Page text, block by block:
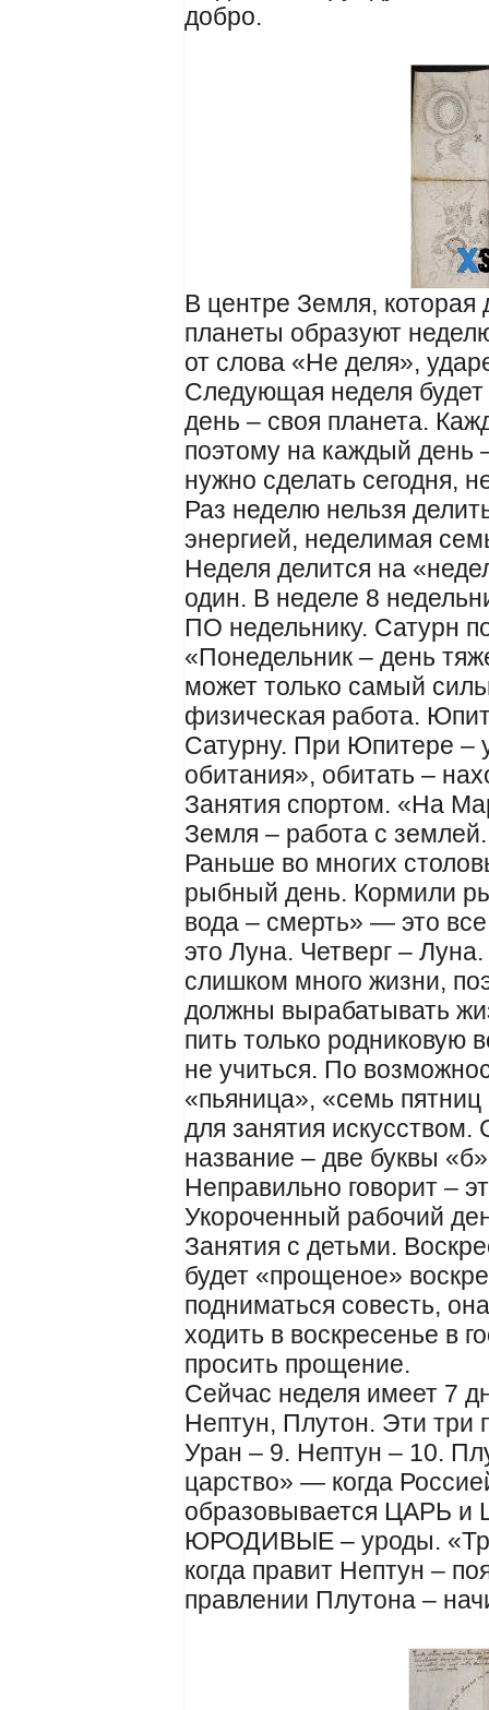
добро.
В центре Земля, которая
планеты образуют
от слова «Не деля»,
Следующая неделя
день – своя планета.
поэтому на каждый день
нужно сделать сегодня,
Раз неделю нельзя
энергией, неделимая
Неделя делится на
один. В неделе 8
ПО недельнику. Сатурн
«Понедельник – день
может только самый
физическая работа.
Сатурну. При Юпитере
обитания», обитать –
Занятия спортом. «На
Земля – работа с
Раньше во многих
рыбный день. Кормили
вода – смерть» — это
это Луна. Четверг –
слишком много жизни,
должны вырабатывать
пить только родниковую
не учиться. По
«пьяница», «семь
для занятия искусством.
название – две буквы
Неправильно говорит –
Укороченный рабочий
Занятия с детьми.
будет «прощеное»
подниматься совесть,
ходить в воскресенье в
просить прощение.
Сейчас неделя имеет 7
Нептун, Плутон. Эти три
Уран – 9. Нептун – 10.
царство» — когда
образовывается ЦАРЬ и
ЮРОДИВЫЕ – уроды.
когда правит Нептун –
правлении Плутона –